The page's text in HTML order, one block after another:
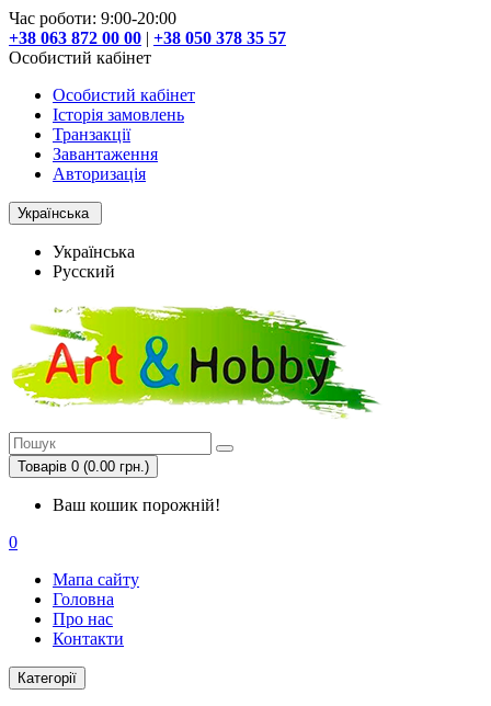
Час роботи: 9:00-20:00
+38 063 872 00 00 | +38 050 378 35 57
Особистий кабінет
Особистий кабінет
Історія замовлень
Транзакції
Завантаження
Авторизація
Українська
Українська
Русский
Товарів 0 (0.00 грн.)
Ваш кошик порожній!
0
Мапа сайту
Головна
Про нас
Контакти
Категорії